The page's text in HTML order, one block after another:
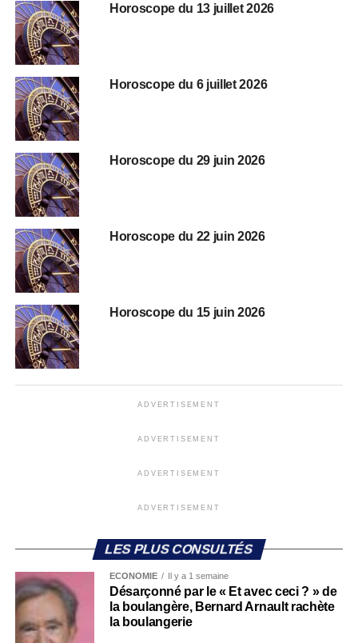
Horoscope du 13 juillet 2026
Horoscope du 6 juillet 2026
Horoscope du 29 juin 2026
Horoscope du 22 juin 2026
Horoscope du 15 juin 2026
ADVERTISEMENT
ADVERTISEMENT
ADVERTISEMENT
ADVERTISEMENT
LES PLUS CONSULTÉS
ECONOMIE Il y a 1 semaine
Désarçonné par le « Et avec ceci ? » de
la boulangère, Bernard Arnault rachète
la boulangerie